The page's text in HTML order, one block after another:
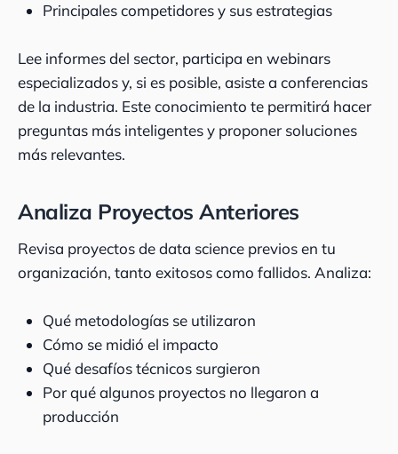
Principales competidores y sus estrategias
Lee informes del sector, participa en webinars
especializados y, si es posible, asiste a conferencias
de la industria. Este conocimiento te permitirá hacer
preguntas más inteligentes y proponer soluciones
más relevantes.
Analiza Proyectos Anteriores
Revisa proyectos de data science previos en tu
organización, tanto exitosos como fallidos. Analiza:
Qué metodologías se utilizaron
Cómo se midió el impacto
Qué desafíos técnicos surgieron
Por qué algunos proyectos no llegaron a
producción